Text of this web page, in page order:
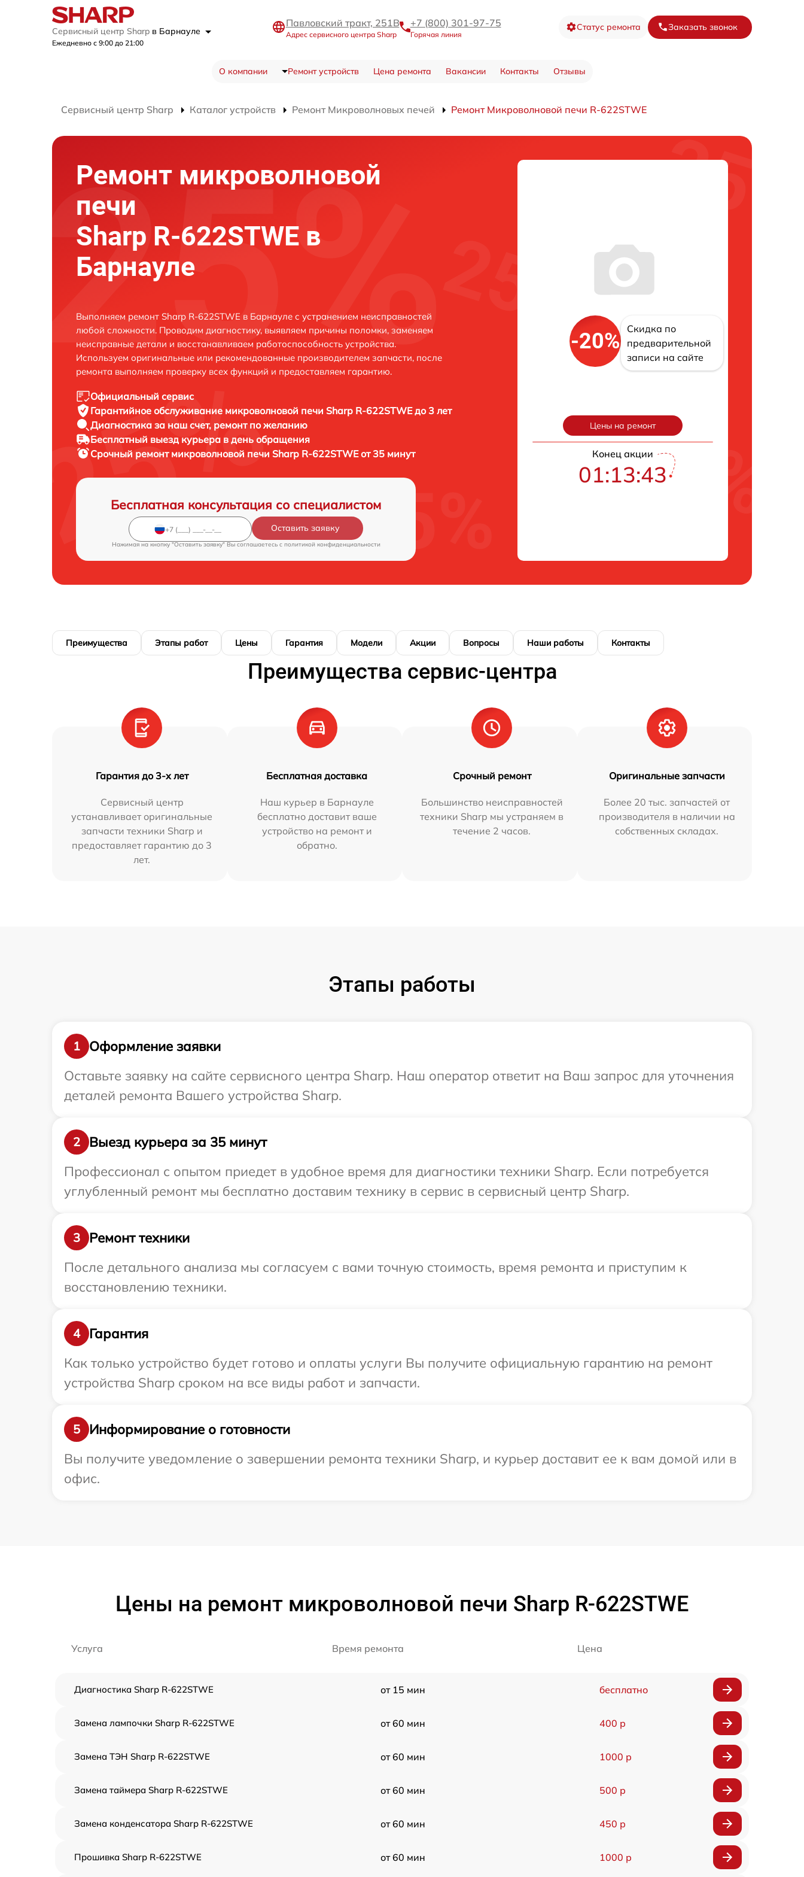
Сервисный центр Sharp в Барнауле
Ежедневно с 9:00 до 21:00
Павловский тракт, 251В
Адрес сервисного центра Sharp
+7 (800) 301-97-75
Горячая линия
Статус ремонта Заказать звонок
О компании Ремонт устройств Цена ремонта Вакансии Контакты Отзывы
Сервисный центр Sharp Каталог устройств Ремонт Микроволновых печей Ремонт Микроволновой печи R-622STWE
Ремонт микроволновой
печи
Sharp R-622STWE в
Барнауле
Выполняем ремонт Sharp R-622STWE в Барнауле с устранением неисправностей
любой сложности. Проводим диагностику, выявляем причины поломки, заменяем
неисправные детали и восстанавливаем работоспособность устройства.
Используем оригинальные или рекомендованные производителем запчасти, после
ремонта выполняем проверку всех функций и предоставляем гарантию.
Официальный сервис
Гарантийное обслуживание микроволновой печи Sharp R-622STWE до 3 лет
Диагностика за наш счет, ремонт по желанию
Бесплатный выезд курьера в день обращения
Срочный ремонт микроволновой печи Sharp R-622STWE от 35 минут
Бесплатная консультация со специалистом
Оставить заявку
Нажимая на кнопку "Оставить заявку" Вы соглашаетесь c политикой конфиденциальности
-20%
Скидка по
предварительной
записи на сайте
Цены на ремонт
Конец акции
01:13:42
Преимущества Этапы работ Цены Гарантия Модели Акции Вопросы Наши работы Контакты
Преимущества сервис-центра
Гарантия до 3-х лет
Сервисный центр
устанавливает оригинальные
запчасти техники Sharp и
предоставляет гарантию до 3
лет.
Бесплатная доставка
Наш курьер в Барнауле
бесплатно доставит ваше
устройство на ремонт и
обратно.
Срочный ремонт
Большинство неисправностей
техники Sharp мы устраняем в
течение 2 часов.
Оригинальные запчасти
Более 20 тыс. запчастей от
производителя в наличии на
собственных складах.
Этапы работы
1
Оформление заявки
Оставьте заявку на сайте сервисного центра Sharp. Наш оператор ответит на Ваш запрос для уточнения
деталей ремонта Вашего устройства Sharp.
2
Выезд курьера за 35 минут
Профессионал с опытом приедет в удобное время для диагностики техники Sharp. Если потребуется
углубленный ремонт мы бесплатно доставим технику в сервис в сервисный центр Sharp.
3
Ремонт техники
После детального анализа мы согласуем с вами точную стоимость, время ремонта и приступим к
восстановлению техники.
4
Гарантия
Как только устройство будет готово и оплаты услуги Вы получите официальную гарантию на ремонт
устройства Sharp сроком на все виды работ и запчасти.
5
Информирование о готовности
Вы получите уведомление о завершении ремонта техники Sharp, и курьер доставит ее к вам домой или в
офис.
Цены на ремонт микроволновой печи Sharp R-622STWE
Услуга Время ремонта Цена
Диагностика Sharp R-622STWE от 15 мин бесплатно
Замена лампочки Sharp R-622STWE от 60 мин 400 р
Замена ТЭН Sharp R-622STWE от 60 мин 1000 р
Замена таймера Sharp R-622STWE от 60 мин 500 р
Замена конденсатора Sharp R-622STWE от 60 мин 450 р
Прошивка Sharp R-622STWE от 60 мин 1000 р